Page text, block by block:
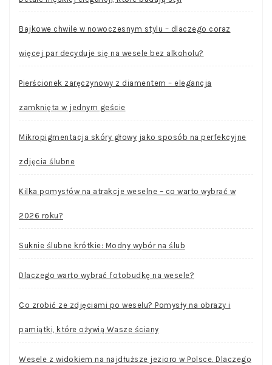
Bajkowe chwile w nowoczesnym stylu – dlaczego coraz
więcej par decyduje się na wesele bez alkoholu?
Pierścionek zaręczynowy z diamentem – elegancja
zamknięta w jednym geście
Mikropigmentacja skóry głowy jako sposób na perfekcyjne
zdjęcia ślubne
Kilka pomysłów na atrakcje weselne – co warto wybrać w
2026 roku?
Suknie ślubne krótkie: Modny wybór na ślub
Dlaczego warto wybrać fotobudkę na wesele?
Co zrobić ze zdjęciami po weselu? Pomysły na obrazy i
pamiątki, które ożywią Wasze ściany
Wesele z widokiem na najdłuższe jezioro w Polsce. Dlaczego